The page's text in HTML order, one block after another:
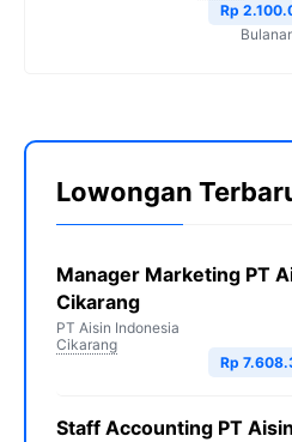
Rp
Lowongan
Manager Marketing PT
Cikarang
PT Aisin Indonesia
Cikarang
Rp
Staff Accounting PT